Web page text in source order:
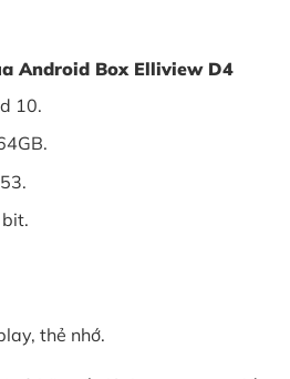
Android Box Elliview D4
10.
thẻ nhớ.